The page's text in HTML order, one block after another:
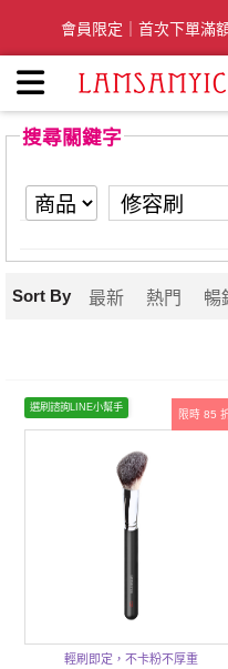
會員限定｜首次下單滿
全台滿千免運🛒訂
搜尋關鍵字
Sort By 最新 熱門 暢
限時 85
選刷諮詢LINE小幫手
輕刷即定，不卡粉不厚重